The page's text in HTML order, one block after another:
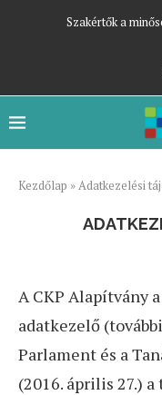
Szakértők a
Kezdőlap »Adatkezelési
A CKP Alapítvány
adatkezelő
Parlament és a
(2016. április 27.)